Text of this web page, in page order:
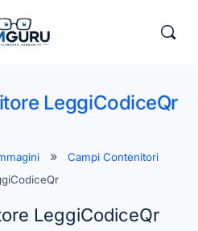
LeggiCodiceQr
Campi Contenitori
LeggiCodiceQr